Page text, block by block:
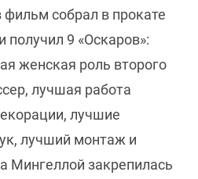
собрал в прокате
получил 9 «Оскаров»:
женская роль второго
лучшая работа
лучшие
лучший монтаж и
Мингеллой закрепилась